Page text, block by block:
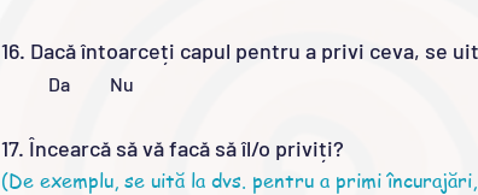
16. Dacă întoarceți capul pentru a privi ceva, se
Da Nu
17. Încearcă să vă facă să îl/o priviți?
(De exemplu, se uită la dvs. pentru a primi